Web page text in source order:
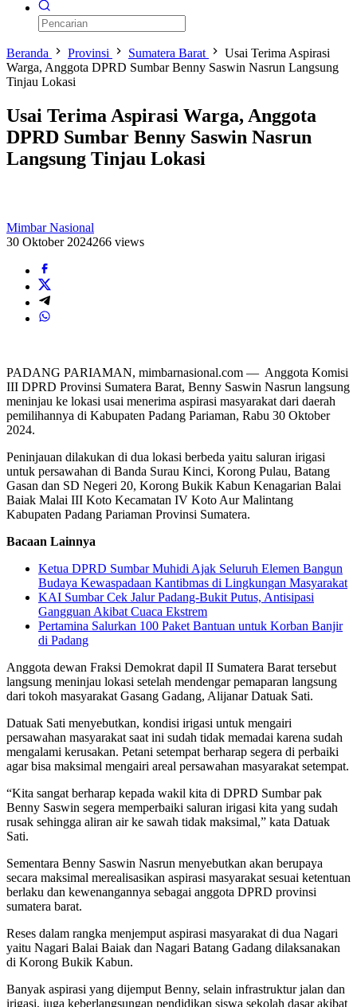
Beranda Provinsi Sumatera Barat
Usai Terima Aspirasi
Warga, Anggota DPRD Sumbar Benny Saswin Nasrun Langsung
Tinjau Lokasi
Usai Terima Aspirasi Warga, Anggota
DPRD Sumbar Benny Saswin Nasrun
Langsung Tinjau Lokasi
Mimbar Nasional
30 Oktober 2024266 views
PADANG PARIAMAN, mimbarnasional.com — Anggota Komisi
III DPRD Provinsi Sumatera Barat, Benny Saswin Nasrun langsung
meninjau ke lokasi usai menerima aspirasi masyarakat dari daerah
pemilihannya di Kabupaten Padang Pariaman, Rabu 30 Oktober
2024.
Peninjauan dilakukan di dua lokasi berbeda yaitu saluran irigasi
untuk persawahan di Banda Surau Kinci, Korong Pulau, Batang
Gasan dan SD Negeri 20, Korong Bukik Kabun Kenagarian Balai
Baiak Malai III Koto Kecamatan IV Koto Aur Malintang
Kabupaten Padang Pariaman Provinsi Sumatera.
Bacaan Lainnya
Ketua DPRD Sumbar Muhidi Ajak Seluruh Elemen Bangun
Budaya Kewaspadaan Kantibmas di Lingkungan Masyarakat
KAI Sumbar Cek Jalur Padang-Bukit Putus, Antisipasi
Gangguan Akibat Cuaca Ekstrem
Pertamina Salurkan 100 Paket Bantuan untuk Korban Banjir
di Padang
Anggota dewan Fraksi Demokrat dapil II Sumatera Barat tersebut
langsung meninjau lokasi setelah mendengar pemaparan langsung
dari tokoh masyarakat Gasang Gadang, Alijanar Datuak Sati.
Datuak Sati menyebutkan, kondisi irigasi untuk mengairi
persawahan masyarakat saat ini sudah tidak memadai karena sudah
mengalami kerusakan. Petani setempat berharap segera di perbaiki
agar bisa maksimal mengairi areal persawahan masyarakat setempat.
“Kita sangat berharap kepada wakil kita di DPRD Sumbar pak
Benny Saswin segera memperbaiki saluran irigasi kita yang sudah
rusak sehingga aliran air ke sawah tidak maksimal,” kata Datuak
Sati.
Sementara Benny Saswin Nasrun menyebutkan akan berupaya
secara maksimal merealisasikan aspirasi masyarakat sesuai ketentuan
berlaku dan kewenangannya sebagai anggota DPRD provinsi
sumatera barat.
Reses dalam rangka menjemput aspirasi masyarakat di dua Nagari
yaitu Nagari Balai Baiak dan Nagari Batang Gadang dilaksanakan
di Korong Bukik Kabun.
Banyak aspirasi yang dijemput Benny, selain infrastruktur jalan dan
irigasi, juga keberlangsungan pendidikan siswa sekolah dasar akibat